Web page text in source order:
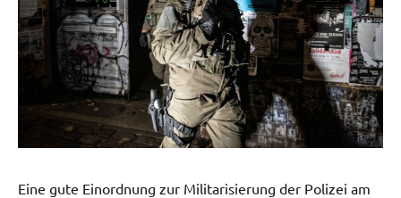
Eine gute Einordnung zur Militarisierung der Polizei am